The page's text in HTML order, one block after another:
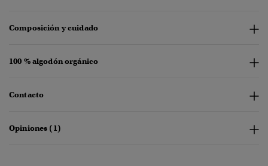
Composición y cuidado
100 % algodón orgánico
Contacto
Opiniones (1)